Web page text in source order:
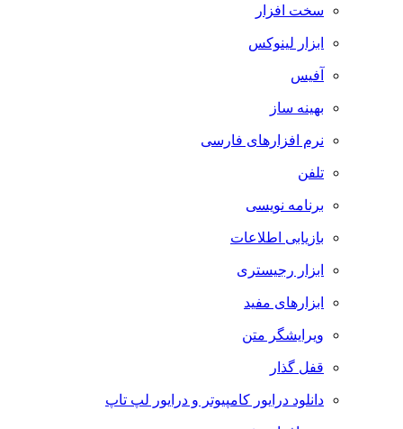
سخت افزار
ابزار لینوکس
آفیس
بهینه ساز
نرم افزارهای فارسی
تلفن
برنامه نویسی
بازیابی اطلاعات
ابزار رجیستری
ابزارهای مفید
ویرایشگر متن
قفل گذار
دانلود درایور کامپیوتر و درایور لپ تاپ